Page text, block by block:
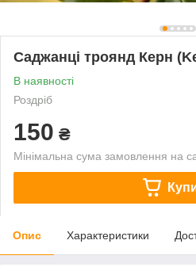
Саджанці троянд Керн
В наявності
Роздріб
150 ₴
Мінімальна сума замовлення на
Опис Характеристики